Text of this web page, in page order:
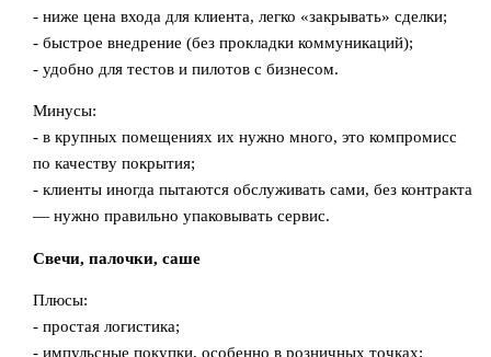
- ниже цена входа для клиента, легко «закрывать» сделки;
- быстрое внедрение (без прокладки коммуникаций);
- удобно для тестов и пилотов с бизнесом.
Минусы:
- в крупных помещениях их нужно много, это компромисс
по качеству покрытия;
- клиенты иногда пытаются обслуживать сами, без контракта
— нужно правильно упаковывать сервис.
Свечи, палочки, саше
Плюсы:
- простая логистика;
- импульсные покупки, особенно в розничных точках;